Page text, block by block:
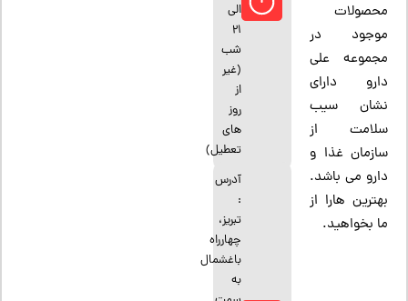
محصولات
موجود در
مجموعه علی
دارو دارای
نشان سیب
سلامت از
سازمان غذا و
دارو می باشد.
بهترین هارا از
ما بخواهید.
الی
21
شب
(غیر
از
روز
های
تعطیل)
آدرس
:
تبریز،
چهارراه
باغشمال
به